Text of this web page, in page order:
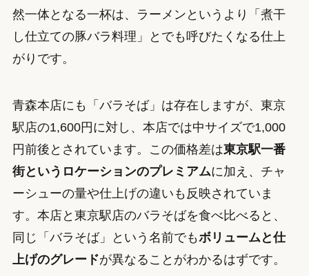
然一体となる一杯は、ラーメンというより「煮干
し仕立ての豚バラ料理」とでも呼びたくなる仕上
がりです。
青森本店にも「バラそば」は存在しますが、東京
駅店の1,600円に対し、本店では中サイズで1,000
円前後とされています。この価格差は東京駅一番
街というロケーションのプレミアムに加え、チャ
ーシューの量や仕上げの違いも反映されていま
す。本店と東京駅店のバラそばを食べ比べると、
同じ「バラそば」という名前でもボリュームと仕
上げのグレードが異なることがわかるはずです。